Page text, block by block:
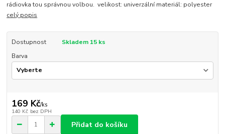
rádiovka tou správnou volbou. velikost: univerzální materiál: polyester
celý popis
Dostupnost
Skladem 15 ks
Barva
169 Kč/ks
140 Kč bez DPH
Přidat do košíku